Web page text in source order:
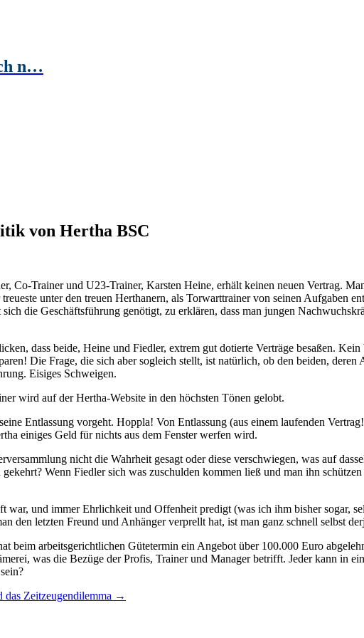
n…
von Hertha BSC
Co-Trainer und U23-Trainer, Karsten Heine, erhält keinen neuen Vertrag.
unter den treuen Herthanern, als Torwarttrainer von seinen Aufgaben
die Geschäftsführung genötigt, zu erklären, dass man jungen
dass beide, Heine und Fiedler, extrem gut dotierte Verträge besaßen.
Die Frage, die sich aber sogleich stellt, ist natürlich, ob den beiden,
Eisiges Schweigen.
wird auf der Hertha-Website in den höchsten Tönen gelobt.
Entlassung vorgeht. Hoppla! Von Entlassung (aus einem laufenden
einiges Geld für nichts aus dem Fenster werfen wird.
nicht die Wahrheit gesagt oder diese verschwiegen, was auf
Wenn Fiedler sich was zuschulden kommen ließ und man ihn
war, und immer Ehrlichkeit und Offenheit predigt (was ich ihm bisher sogar,
den letzten Freund und Anhänger verprellt hat, ist man ganz schnell selbst
beim arbeitsgerichtlichen Gütetermin ein Angebot über 100.000 Euro
was die Bezüge der Profis, Trainer und Manager betrifft. Jeder kann in
das Zeitzeugendilemma →